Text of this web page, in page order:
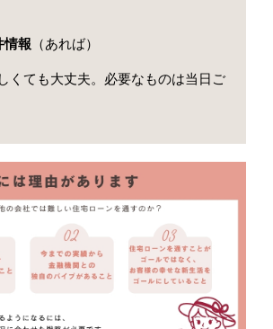
情報 （あれば）
くても大丈夫。必要なものは当日ご